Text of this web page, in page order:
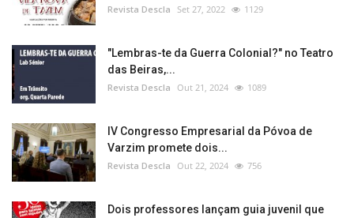
Revista Descla Set 27, 2022 1129
"Lembras-te da Guerra Colonial?" no Teatro
das Beiras,...
Revista Descla Out 21, 2024 1089
IV Congresso Empresarial da Póvoa de
Varzim promete dois...
Revista Descla Out 22, 2024 756
Dois professores lançam guia juvenil que